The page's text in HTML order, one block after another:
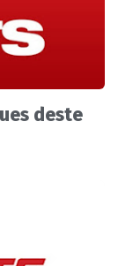
deste